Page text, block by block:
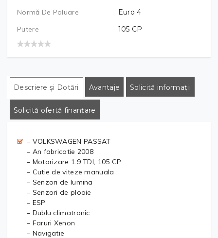
Normă De Poluare
Euro 4
Putere
105 CP
Descriere și Dotări Avantaje Solicită informații
Solicită ofertă finanțare
– VOLKSWAGEN PASSAT
– An fabricatie 2008
– Motorizare 1.9 TDI, 105 CP
– Cutie de viteze manuala
– Senzori de lumina
– Senzori de ploaie
– ESP
– Dublu climatronic
– Faruri Xenon
– Navigatie